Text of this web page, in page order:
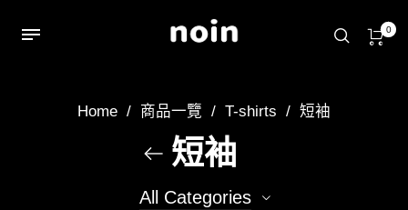
0
Home / 商品一覽 / T-shirts / 短袖
短袖
All Categories